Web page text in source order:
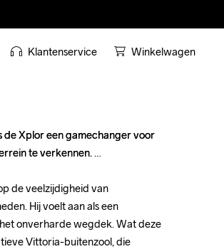
Klantenservice Winkelwagen
de Xplor een gamechanger voor
te verkennen.
de veelzijdigheid van
Hij voelt aan als een
onverharde wegdek. Wat deze
Vittoria-buitenzool, die
de Xplor een gamechanger voor
te verkennen.
de veelzijdigheid van
Hij voelt aan als een
onverharde wegdek. Wat deze
Vittoria-buitenzool, die